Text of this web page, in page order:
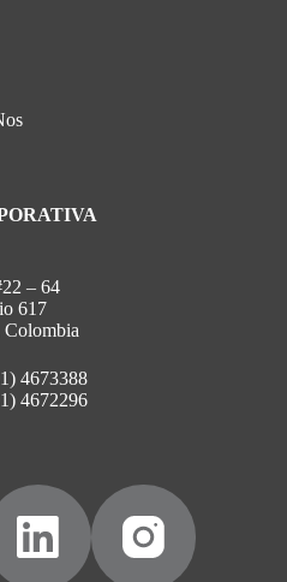
– 64
617
Colombia
4673388
4672296